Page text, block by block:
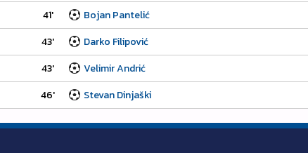
41'
Bojan Pantelić
43'
Darko Filipović
43'
Velimir Andrić
46'
Stevan Dinjaški